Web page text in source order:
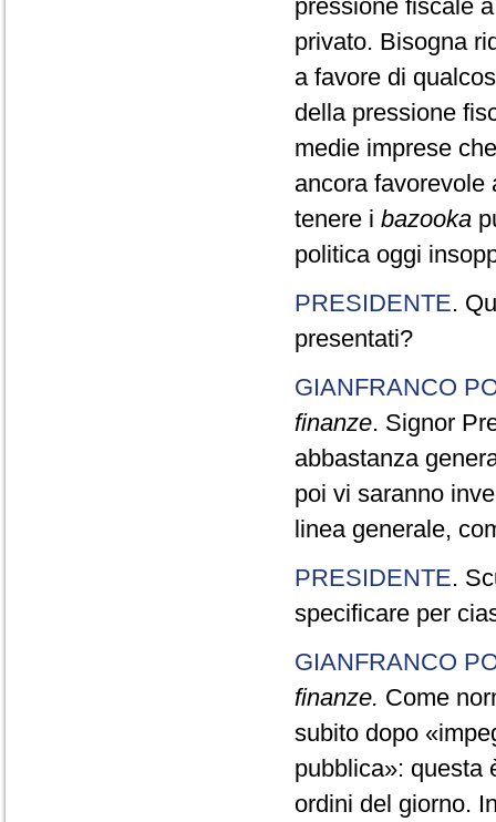
pressione fiscale
privato. Bisogna
a favore di
della pressione
medie imprese
ancora favorevole
tenere i bazooka
politica oggi
PRESIDENTE.
presentati?
GIANFRANCO
finanze. Signor
abbastanza
poi vi saranno
linea generale,
PRESIDENTE.
specificare per
GIANFRANCO
finanze. Come
subito dopo
pubblica»: questa
ordini del giorno.